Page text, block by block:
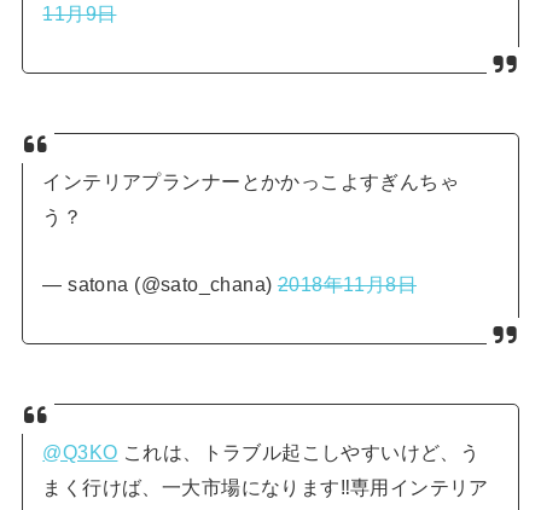
11月9日
インテリアプランナーとかかっこよすぎんちゃ
う？
— satona (@sato_chana)2018年11月8日
@Q3KO これは、トラブル起こしやすいけど、う
まく行けば、一大市場になります‼専用インテリア